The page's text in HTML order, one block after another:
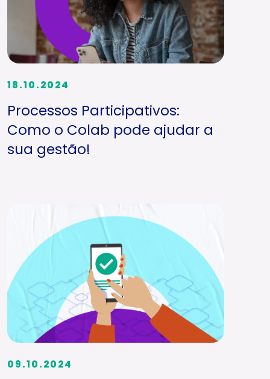
18.10.2024
Processos Participativos:
Como o Colab pode ajudar a
sua gestão!
09.10.2024